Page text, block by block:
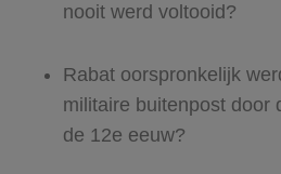
nooit werd voltooid?
Rabat oorspronkelijk
militaire buitenpost door
de 12e eeuw?